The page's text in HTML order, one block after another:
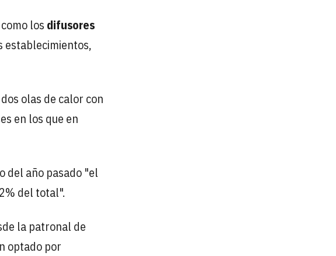
los difusores
establecimientos,
olas de calor con
en los que en
del año pasado "el
del total".
la patronal de
optado por